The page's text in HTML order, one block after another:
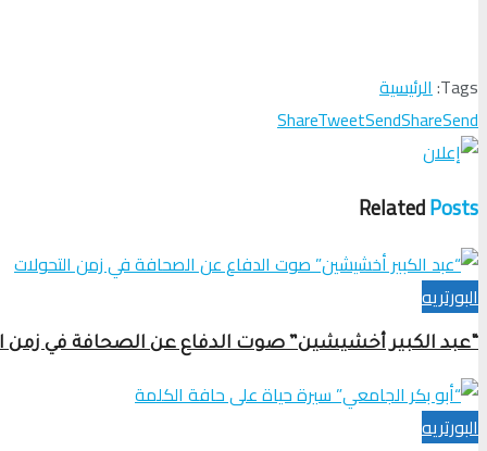
Tags: الرئيسية
ShareTweetSendShareSend
RelatedPosts
البورتريه
“عبد الكبير أخشيشين” صوت الدفاع عن الصحافة في زمن
البورتريه